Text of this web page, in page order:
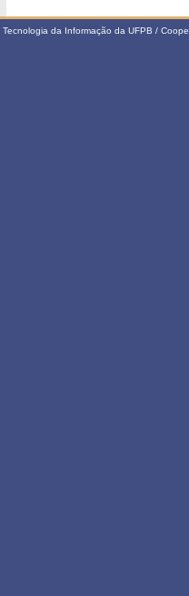
da Informação da UFPB /